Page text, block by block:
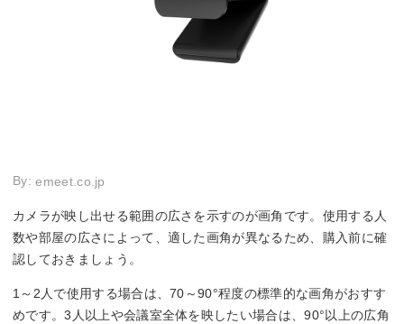
By:emeet.co.jp
カメラが映し出せる範囲の広さを示すのが画角です。使用する人
数や部屋の広さによって、適した画角が異なるため、購入前に確
認しておきましょう。
1～2人で使用する場合は、70～90°程度の標準的な画角がおすす
めです。3人以上や会議室全体を映したい場合は、90°以上の広角